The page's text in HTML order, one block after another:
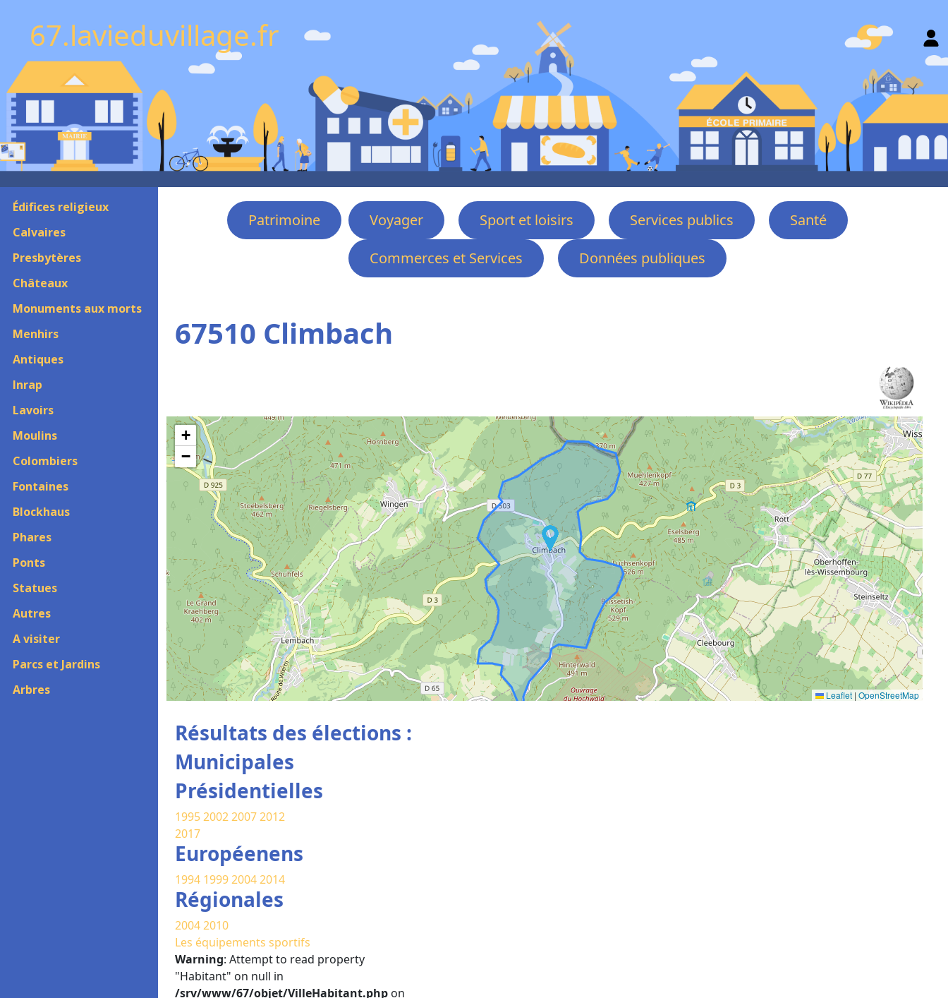
67.lavieduvillage.fr
Édifices religieux
Calvaires
Presbytères
Châteaux
Monuments aux morts
Menhirs
Antiques
Inrap
Lavoirs
Moulins
Colombiers
Fontaines
Blockhaus
Phares
Ponts
Statues
Autres
A visiter
Parcs et Jardins
Arbres
Patrimoine Voyager Sport et loisirs Services publics
Santé
Commerces et Services
Données publiques
67510 Climbach
+
−
Leaflet | OpenStreetMap
Résultats des élections :
Municipales
Présidentielles
1995200220072012
2017
Européenens
1994 199920042014
Régionales
20042010
Les équipements sportifs
Warning: Attempt to read property
"Habitant" on null in
/srv/www/67/objet/VilleHabitant.php on